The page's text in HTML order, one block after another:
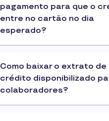
pagamento para que o
entre no cartão no dia
esperado?
Como baixar o extrato de
crédito disponibilizado
colaboradores?